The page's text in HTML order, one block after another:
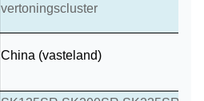
vertoningscluster
China (vasteland)